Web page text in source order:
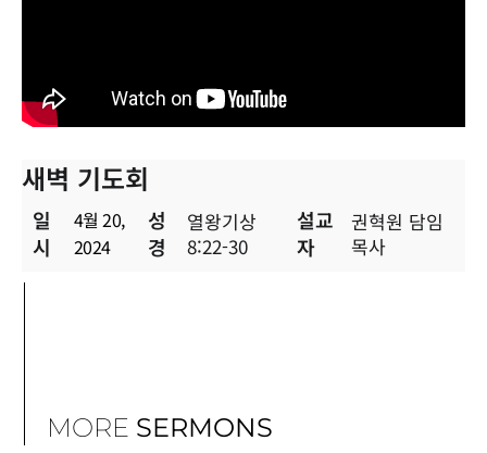
새벽 기도회
일
시
4월 20,
2024
성
경
열왕기상
8:22-30
설교
자
권혁원 담임
목사
MORE SERMONS